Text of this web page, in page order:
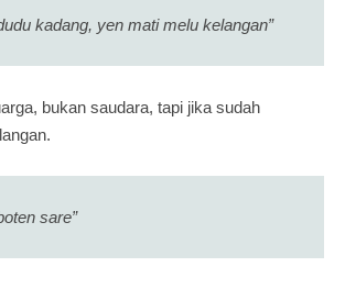
kadang, yen mati melu kelangan”
bukan saudara, tapi jika sudah
sare”